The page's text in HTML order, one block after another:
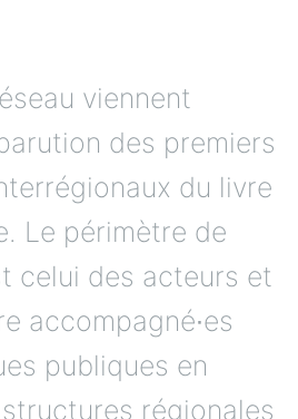
viennent
des premiers
du livre
Le périmètre de
celui des acteurs et
accompagné∙es
publiques en
régionales